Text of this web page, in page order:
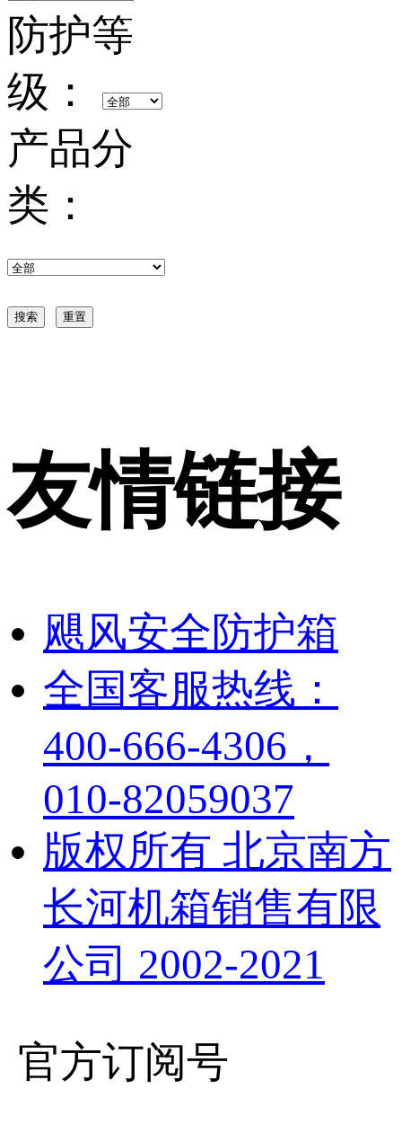
防护等
级：
产品分
类：
友情链接
飓风安全防护箱
全国客服热线：
400-666-4306，
010-82059037
版权所有 北京南方
长河机箱销售有限
公司 2002-2021
官方订阅号